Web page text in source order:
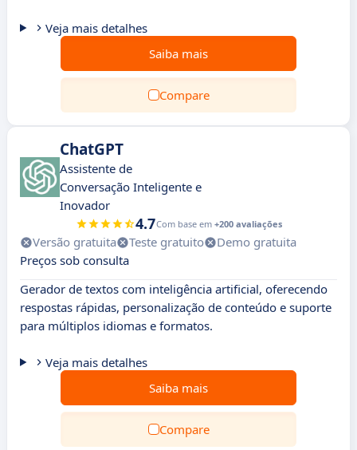
Veja mais detalhes
Saiba mais
Compare
ChatGPT
Assistente de
Conversação Inteligente e
Inovador
4.7Com base em +200 avaliações
Versão gratuita Teste gratuito
Demo gratuita
Preços sob consulta
Gerador de textos com inteligência artificial, oferecendo
respostas rápidas, personalização de conteúdo e suporte
para múltiplos idiomas e formatos.
Veja mais detalhes
Saiba mais
Compare